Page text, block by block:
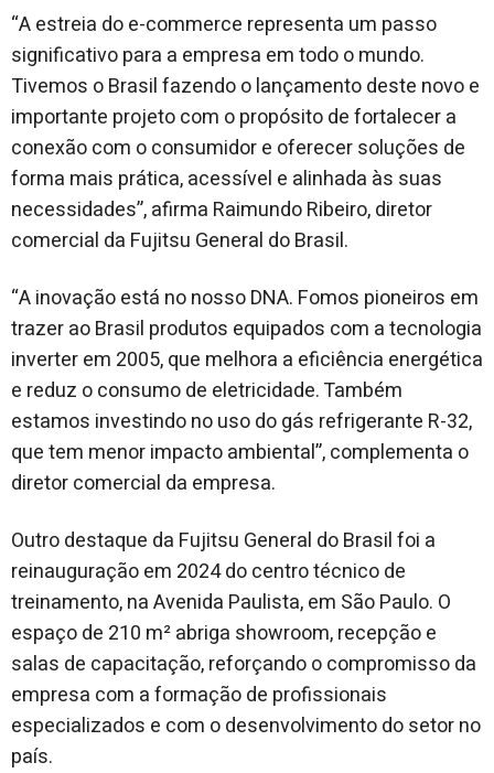
“A estreia do e-commerce representa um passo
significativo para a empresa em todo o mundo.
Tivemos o Brasil fazendo o lançamento deste novo e
importante projeto com o propósito de fortalecer a
conexão com o consumidor e oferecer soluções de
forma mais prática, acessível e alinhada às suas
necessidades”, afirma Raimundo Ribeiro, diretor
comercial da Fujitsu General do Brasil.
“A inovação está no nosso DNA. Fomos pioneiros em
trazer ao Brasil produtos equipados com a tecnologia
inverter em 2005, que melhora a eficiência energética
e reduz o consumo de eletricidade. Também
estamos investindo no uso do gás refrigerante R-32,
que tem menor impacto ambiental”, complementa o
diretor comercial da empresa.
Outro destaque da Fujitsu General do Brasil foi a
reinauguração em 2024 do centro técnico de
treinamento, na Avenida Paulista, em São Paulo. O
espaço de 210 m² abriga showroom, recepção e
salas de capacitação, reforçando o compromisso da
empresa com a formação de profissionais
especializados e com o desenvolvimento do setor no
país.